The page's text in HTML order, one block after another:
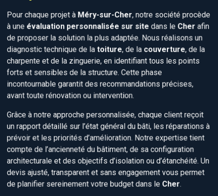
Pour chaque projet à Méry-sur-Cher , notre société procède
à une évaluation personnalisée sur site dans leCher afin
de proposer la solution la plus adaptée. Nous réalisons un
diagnostic technique de la toiture , de la couverture , de la
charpente et de la zinguerie, en identifiant tous les points
forts et sensibles de la structure. Cette phase
incontournable garantit des recommandations précises,
avant toute rénovation ou intervention.
Grâce à notre approche personnalisée, chaque client reçoit
un rapport détaillé sur l’état général du bâti, les réparations à
prévoir et les priorités d’amélioration. Notre expertise tient
compte de l’ancienneté du bâtiment, de sa configuration
architecturale et des objectifs d’isolation ou d’étanchéité. Un
devis ajusté, transparent et sans engagement vous permet
de planifier sereinement votre budget dans le Cher.